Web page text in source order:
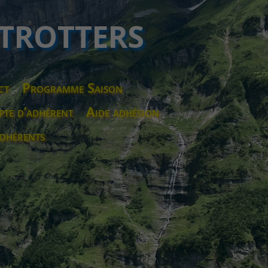
Programme Saison
d’adhérent
Aide adhésion